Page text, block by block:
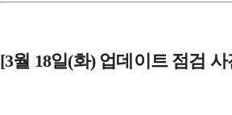
[3월 18일(화) 업데이트 점검